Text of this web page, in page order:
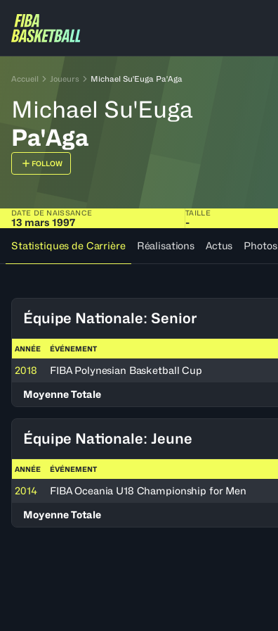
Accueil Joueurs Michael Su'Euga Pa'Aga
Michael Su'Euga
Pa'Aga
FOLLOW
DATE DE NAISSANCE
13 mars 1997
TAILLE
-
Statistiques de Carrière
Réalisations Actus Photos
Équipe Nationale: Senior
ANNÉE ÉVÉNEMENT
2018 FIBA Polynesian Basketball Cup
Moyenne Totale
Équipe Nationale: Jeune
ANNÉE ÉVÉNEMENT
2014 FIBA Oceania U18 Championship for Men
Moyenne Totale